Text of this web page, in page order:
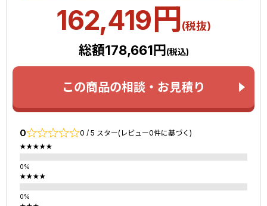
162,419円(税抜)
総額178,661円(税込)
この商品の相談・お見積り
0 0 / 5 スター(レビュー0件に基づく)
★★★★★
★★★★